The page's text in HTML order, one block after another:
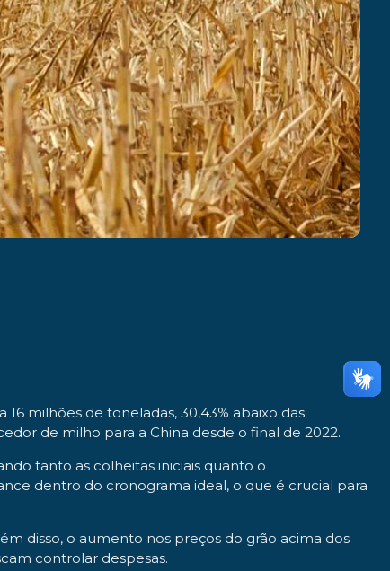
milhões de toneladas, 30,43% abaixo das
de milho para a China desde o final de 2022.
tanto as colheitas iniciais quanto o
dentro do cronograma ideal, o que é crucial para
disso, o aumento nos preços do grão acima dos
controlar despesas.